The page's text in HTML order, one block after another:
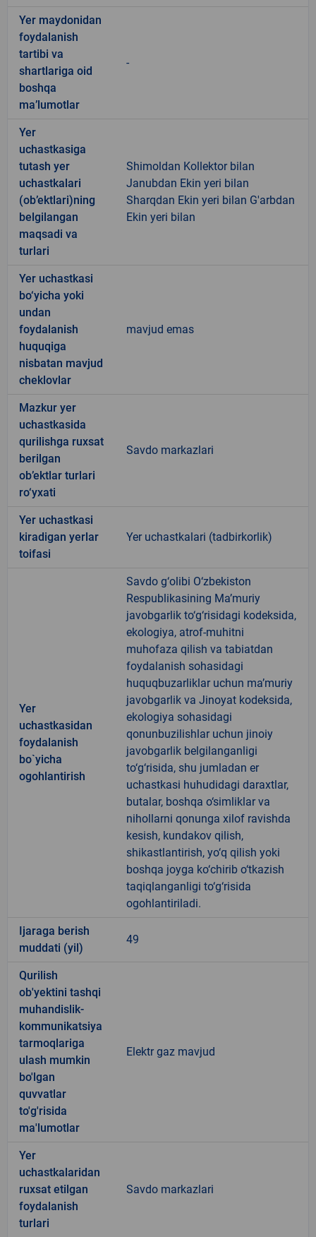
Yer maydonidan
foydalanish
tartibi va
shartlariga oid
boshqa
ma’lumotlar
-
Yer
uchastkasiga
tutash yer
uchastkalari
(ob’ektlari)ning
belgilangan
maqsadi va
turlari
Shimoldan Kollektor bilan
Janubdan Ekin yeri bilan
Sharqdan Ekin yeri bilan G'arbdan
Ekin yeri bilan
Yer uchastkasi
bo‘yicha yoki
undan
foydalanish
huquqiga
nisbatan mavjud
cheklovlar
mavjud emas
Mazkur yer
uchastkasida
qurilishga ruxsat
berilgan
ob’ektlar turlari
ro‘yxati
Savdo markazlari
Yer uchastkasi
kiradigan yerlar
toifasi
Yer uchastkalari (tadbirkorlik)
Yer
uchastkasidan
foydalanish
bo`yicha
ogohlantirish
Savdo g‘olibi O‘zbekiston
Respublikasining Ma’muriy
javobgarlik to‘g‘risidagi kodeksida,
ekologiya, atrof-muhitni
muhofaza qilish va tabiatdan
foydalanish sohasidagi
huquqbuzarliklar uchun ma’muriy
javobgarlik va Jinoyat kodeksida,
ekologiya sohasidagi
qonunbuzilishlar uchun jinoiy
javobgarlik belgilanganligi
to‘g‘risida, shu jumladan er
uchastkasi huhudidagi daraxtlar,
butalar, boshqa o‘simliklar va
nihollarni qonunga xilof ravishda
kesish, kundakov qilish,
shikastlantirish, yo‘q qilish yoki
boshqa joyga ko‘chirib o‘tkazish
taqiqlanganligi to‘g‘risida
ogohlantiriladi.
Ijaraga berish
muddati (yil)
49
Qurilish
ob'yektini tashqi
muhandislik-
kommunikatsiya
tarmoqlariga
ulash mumkin
bo'lgan
quvvatlar
to'g'risida
ma'lumotlar
Elektr gaz mavjud
Yer
uchastkalaridan
ruxsat etilgan
foydalanish
turlari
Savdo markazlari